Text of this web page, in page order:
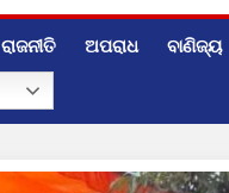
ରାଜନୀତି ଅପରାଧ ବାଣିଜ୍ୟ